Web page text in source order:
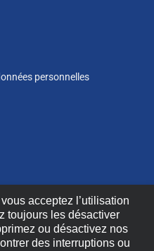
personnelles
vous acceptez l’utilisation
toujours les désactiver
ou désactivez nos
des interruptions ou